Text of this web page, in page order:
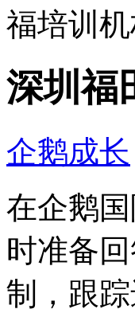
福培训
深圳福
企鹅成长
在企鹅
时准备
制，跟